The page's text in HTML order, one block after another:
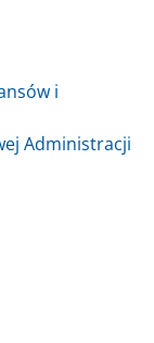
i
Administracji